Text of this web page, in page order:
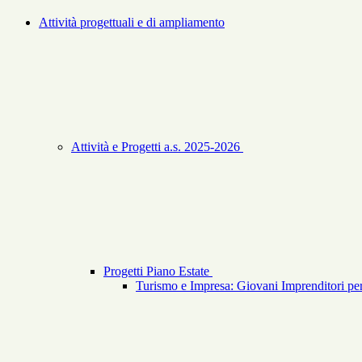
Attività progettuali e di ampliamento
Attività e Progetti a.s. 2025-2026
Progetti Piano Estate
Turismo e Impresa: Giovani Imprenditori